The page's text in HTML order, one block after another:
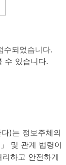
수되었습니다.
수 있습니다.
)는 정보주체의
및 관계 법령이
하고 안전하게